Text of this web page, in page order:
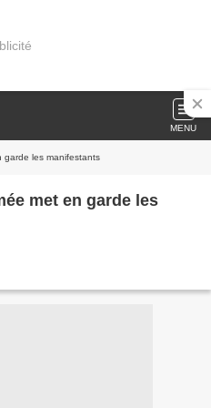
MENU
garde les manifestants
met en garde les